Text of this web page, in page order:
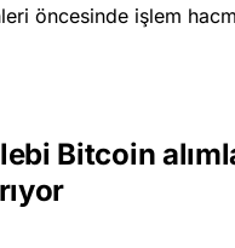
öncesinde işlem
Bitcoin